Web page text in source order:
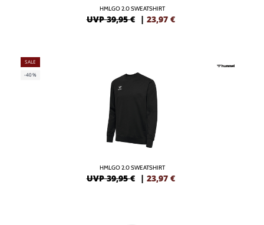
HMLGO 2.0 SWEATSHIRT
UVP 39,95 € | 23,97 €
SALE
-40%
HMLGO 2.0 SWEATSHIRT
UVP 39,95 € | 23,97 €